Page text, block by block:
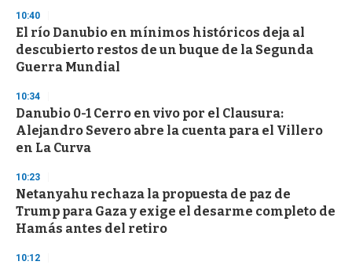
10:40
El río Danubio en mínimos históricos deja al
descubierto restos de un buque de la Segunda
Guerra Mundial
10:34
Danubio 0-1 Cerro en vivo por el Clausura:
Alejandro Severo abre la cuenta para el Villero
en La Curva
10:23
Netanyahu rechaza la propuesta de paz de
Trump para Gaza y exige el desarme completo de
Hamás antes del retiro
10:12